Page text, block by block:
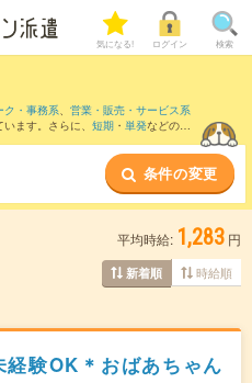
気になる! ログイン 検索
ク・事務系、 営業・販売・サービス系
ます。さらに、 短期 ・ 単発などの期
など近隣駅のお仕事もご確認
条件の変更
平均時給: 1,283 円
新着順 時給順
験OK＊おばあちゃん